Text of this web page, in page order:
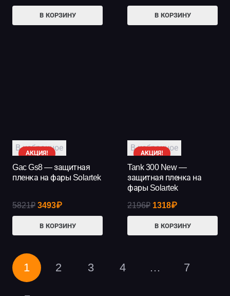
цена
составляла
цена:
2796₽.
В КОРЗИНУ
цена
составляла
цена:
1506₽.
В КОРЗИНУ
АКЦИЯ!
В избранное
Gac Gs8 — защитная
пленка на фары Solartek
5821₽ Первоначальная
составляла
3493₽Текущая
3493₽.
В КОРЗИНУ
АКЦИЯ!
В избранное
Tank 300 New —
защитная пленка на
фары Solartek
2196₽ Первоначальная
составляла
1318₽Текущая
1318₽.
В КОРЗИНУ
1 2 3 4 … 7